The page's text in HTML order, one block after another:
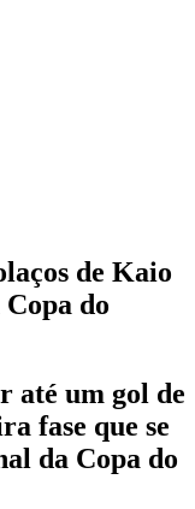
de Kaio
do
até um gol de
fase que se
da Copa do